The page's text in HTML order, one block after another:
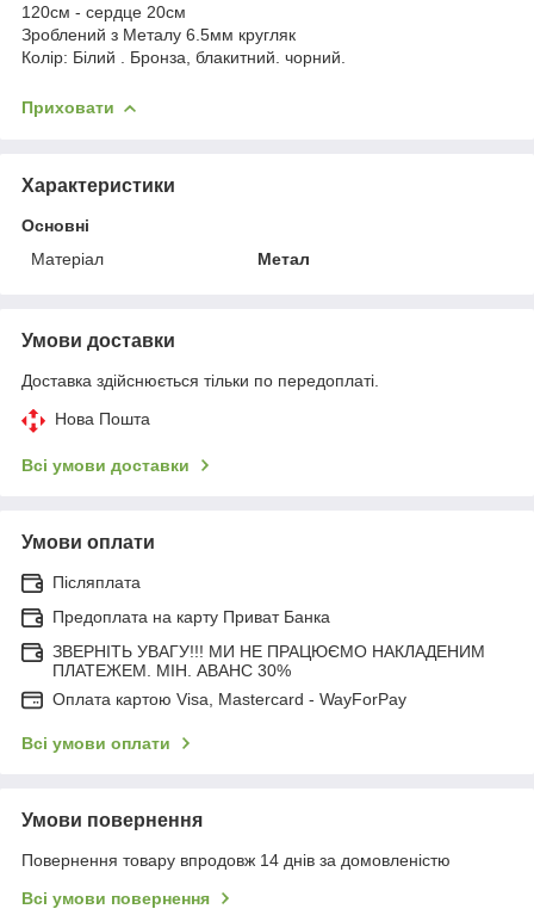
120см - сердце 20см
Зроблений з Металу 6.5мм кругляк
Колір: Білий . Бронза, блакитний. чорний.
Приховати
Характеристики
Основні
Матеріал
Метал
Умови доставки
Доставка здійснюється тільки по передоплаті.
Нова Пошта
Всі умови доставки
Умови оплати
Післяплата
Предоплата на карту Приват Банка
ЗВЕРНІТЬ УВАГУ!!! МИ НЕ ПРАЦЮЄМО НАКЛАДЕНИМ
ПЛАТЕЖЕМ. МІН. АВАНС 30%
Оплата картою Visa, Mastercard - WayForPay
Всі умови оплати
Умови повернення
Повернення товару впродовж 14 днів за домовленістю
Всі умови повернення